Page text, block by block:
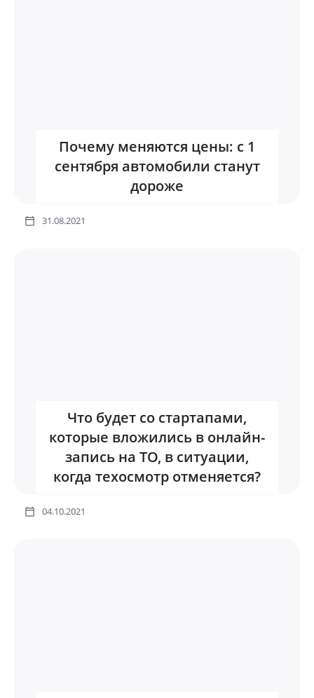
Почему меняются цены: с 1
сентября автомобили станут
дороже
31.08.2021
Что будет со стартапами,
которые вложились в онлайн-
запись на ТО, в ситуации,
когда техосмотр отменяется?
04.10.2021